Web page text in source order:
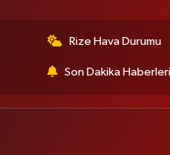
Rize Hava Durumu
Son Dakika Haberleri